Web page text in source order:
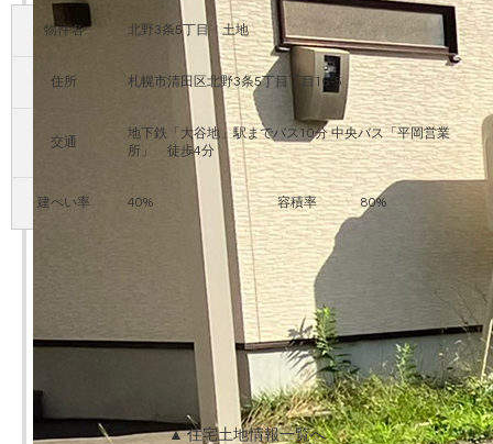
物件名 北野3条5丁目 土地
住所 札幌市清田区北野3条5丁目丁目16-5
交通
地下鉄「大谷地」駅までバス10分 中央バス「平岡営業
所」 徒歩4分
建ぺい率 40% 容積率 80%
▲ 住宅土地情報一覧へ